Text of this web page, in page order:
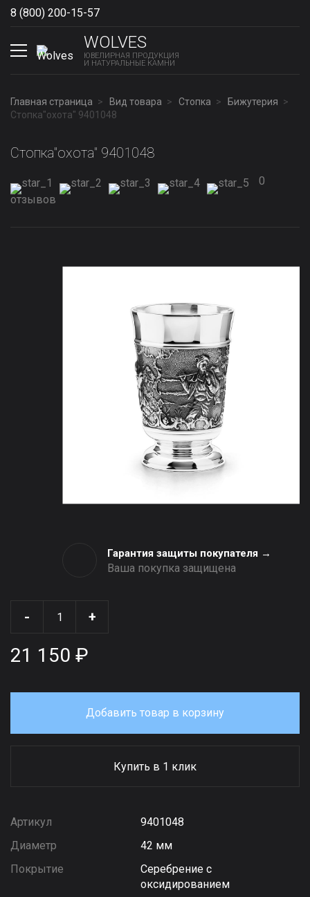
8 (800) 200-15-57
WOLVES
ЮВЕЛИРНАЯ ПРОДУКЦИЯ
И НАТУРАЛЬНЫЕ КАМНИ
Главная страница Вид товара Стопка
Бижутерия
Стопка"охота" 9401048
Стопка"охота" 9401048
0
отзывов
Гарантия защиты покупателя →
Ваша покупка защищена
- +
21 150 ₽
Добавить товар в корзину
Купить в 1 клик
Артикул
9401048
Диаметр
42 мм
Покрытие
Серебрение с
оксидированием